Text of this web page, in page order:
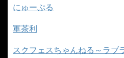
にゅーぷる
軍茶利
スクフェスちゃんねる～ラブ